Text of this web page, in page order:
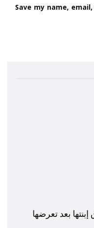
Save my name,
بعد تعرضها